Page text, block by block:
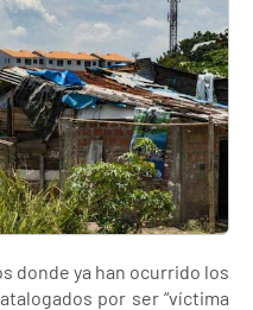
donde ya han ocurrido los
por ser “víctima